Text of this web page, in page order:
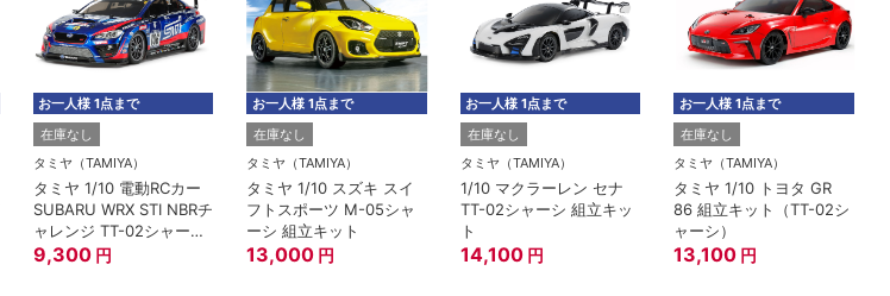
お一人様 1点まで
在庫なし
タミヤ（TAMIYA）
タミヤ 1/10 電動RCカー
SUBARU WRX STI NBRチ
ャレンジ TT-02シャーシ
組立キット
9,300 円
お一人様 1点まで
在庫なし
タミヤ（TAMIYA）
タミヤ 1/10 スズキ スイ
フトスポーツ M-05シャ
ーシ 組立キット
13,000 円
お一人様 1点まで
在庫なし
タミヤ（TAMIYA）
1/10 マクラーレン セナ
TT-02シャーシ 組立キッ
ト
14,100 円
お一人様 1点まで
在庫なし
タミヤ（TAMIYA）
タミヤ 1/10 トヨタ GR
86 組立キット（TT-02シ
ャーシ）
13,100 円